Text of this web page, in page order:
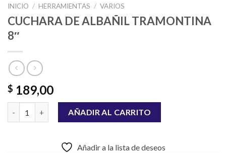
INICIO / HERRAMIENTAS / VARIOS
CUCHARA DE ALBAÑIL TRAMONTINA
8″
$ 189,00
CUCHARA DE ALBAÑIL TRAMONTINA 8" cantidad
AÑADIR AL CARRITO
Añadir a la lista de deseos